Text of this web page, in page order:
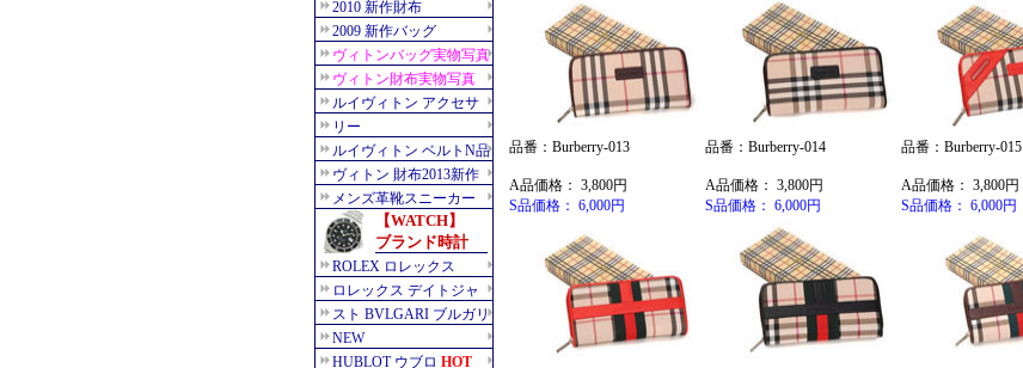
品番：Burberry-013
A品価格： 3,800円
S品価格： 6,000円
品番：Burberry-014
A品価格： 3,800円
S品価格： 6,000円
品番：Burberry-015
A品価格： 3,800円
S品価格： 6,000円